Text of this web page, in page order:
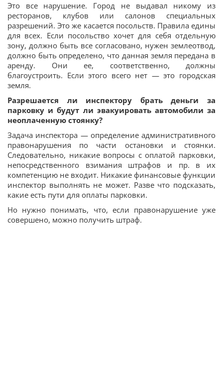
Это все нарушение. Город не выдавал никому из
ресторанов, клубов или салонов специальных
разрешений. Это же касается посольств. Правила едины
для всех. Если посольство хочет для себя отдельную
зону, должно быть все согласовано, нужен землеотвод,
должно быть определено, что данная земля передана в
аренду. Они ее, соответственно, должны
благоустроить. Если этого всего нет — это городская
земля.
Разрешается ли инспектору брать деньги за
парковку и будут ли эвакуировать автомобили за
неоплаченную стоянку?
Задача инспектора — определение административного
правонарушения по части остановки и стоянки.
Следовательно, никакие вопросы с оплатой парковки,
непосредственного взимания штрафов и пр. в их
компетенцию не входит. Никакие финансовые функции
инспектор выполнять не может. Разве что подсказать,
какие есть пути для оплаты парковки.
Но нужно понимать, что, если правонарушение уже
совершено, можно получить штраф.